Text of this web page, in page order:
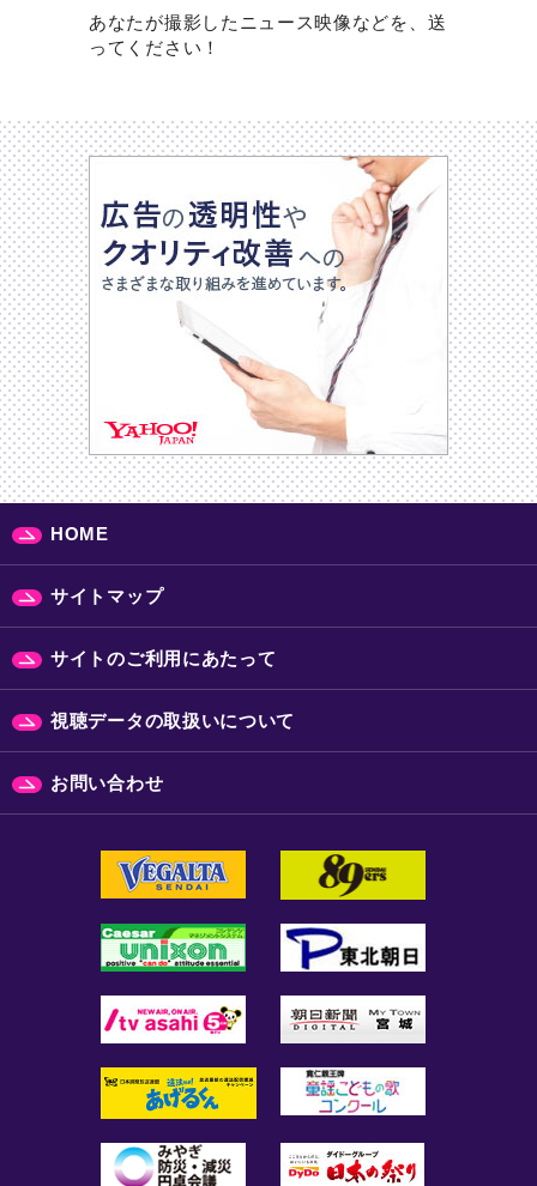
あなたが撮影したニュース映像などを、送
ってください！
HOME
サイトマップ
サイトのご利用にあたって
視聴データの取扱いについて
お問い合わせ